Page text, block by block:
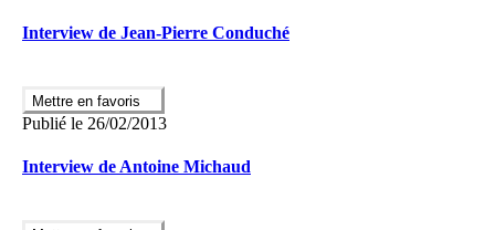
Interview de Jean-Pierre Conduché
Mettre en favoris
Publié le 26/02/2013
Interview de Antoine Michaud